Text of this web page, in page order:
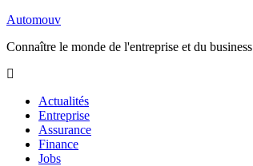
Aller
contenu
Automouv
Connaître le monde de l'entreprise et du business
Actualités
Entreprise
Assurance
Finance
Jobs